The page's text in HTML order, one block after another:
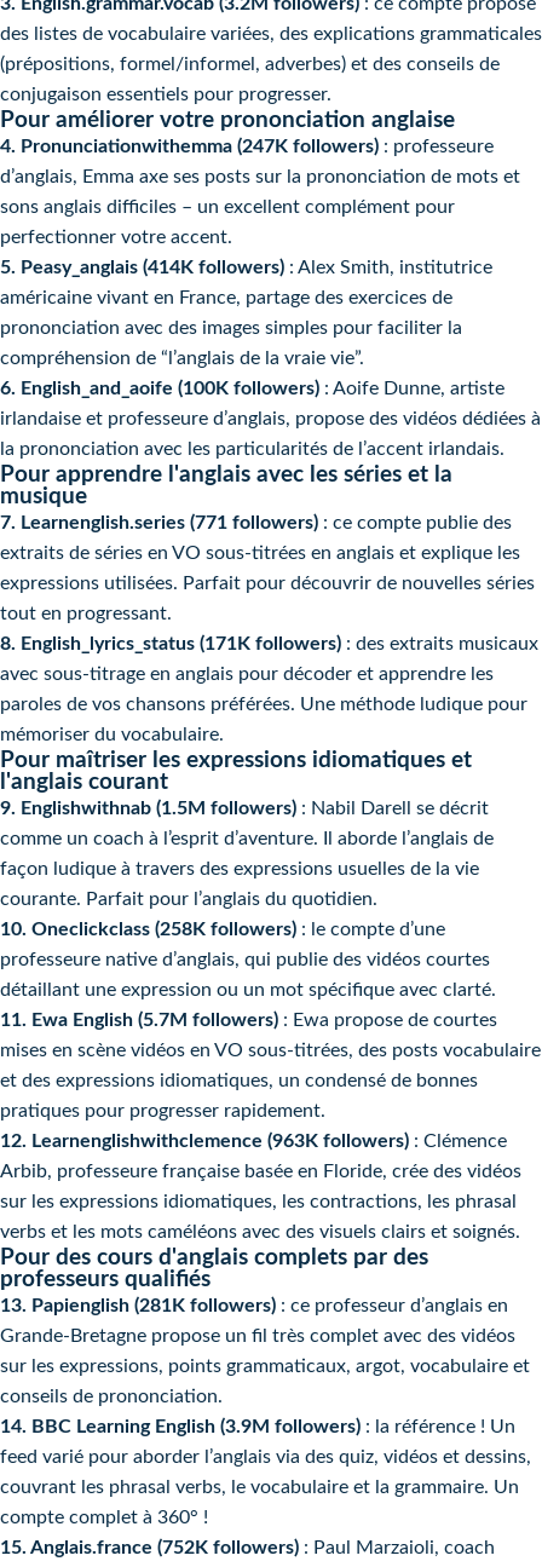
3. English.grammar.vocab (3.2M followers) : ce compte propose
des listes de vocabulaire variées, des explications grammaticales
(prépositions, formel/informel, adverbes) et des conseils de
conjugaison essentiels pour progresser.
Pour améliorer votre prononciation anglaise
4. Pronunciationwithemma (247K followers) : professeure
d’anglais, Emma axe ses posts sur la prononciation de mots et
sons anglais difficiles – un excellent complément pour
perfectionner votre accent.
5. Peasy_anglais (414K followers) : Alex Smith, institutrice
américaine vivant en France, partage des exercices de
prononciation avec des images simples pour faciliter la
compréhension de “l’anglais de la vraie vie”.
6. English_and_aoife (100K followers) : Aoife Dunne, artiste
irlandaise et professeure d’anglais, propose des vidéos dédiées à
la prononciation avec les particularités de l’accent irlandais.
Pour apprendre l'anglais avec les séries et la
musique
7. Learnenglish.series (771 followers) : ce compte publie des
extraits de séries en VO sous-titrées en anglais et explique les
expressions utilisées. Parfait pour découvrir de nouvelles séries
tout en progressant.
8. English_lyrics_status (171K followers) : des extraits musicaux
avec sous-titrage en anglais pour décoder et apprendre les
paroles de vos chansons préférées. Une méthode ludique pour
mémoriser du vocabulaire.
Pour maîtriser les expressions idiomatiques et
l'anglais courant
9. Englishwithnab (1.5M followers) : Nabil Darell se décrit
comme un coach à l’esprit d’aventure. Il aborde l’anglais de
façon ludique à travers des expressions usuelles de la vie
courante. Parfait pour l’anglais du quotidien.
10. Oneclickclass (258K followers) : le compte d’une
professeure native d’anglais, qui publie des vidéos courtes
détaillant une expression ou un mot spécifique avec clarté.
11. Ewa English (5.7M followers) : Ewa propose de courtes
mises en scène vidéos en VO sous-titrées, des posts vocabulaire
et des expressions idiomatiques, un condensé de bonnes
pratiques pour progresser rapidement.
12. Learnenglishwithclemence (963K followers) : Clémence
Arbib, professeure française basée en Floride, crée des vidéos
sur les expressions idiomatiques, les contractions, les phrasal
verbs et les mots caméléons avec des visuels clairs et soignés.
Pour des cours d'anglais complets par des
professeurs qualifiés
13. Papienglish (281K followers) : ce professeur d’anglais en
Grande-Bretagne propose un fil très complet avec des vidéos
sur les expressions, points grammaticaux, argot, vocabulaire et
conseils de prononciation.
14. BBC Learning English (3.9M followers) : la référence ! Un
feed varié pour aborder l’anglais via des quiz, vidéos et dessins,
couvrant les phrasal verbs, le vocabulaire et la grammaire. Un
compte complet à 360° !
15. Anglais.france (752K followers) : Paul Marzaioli, coach